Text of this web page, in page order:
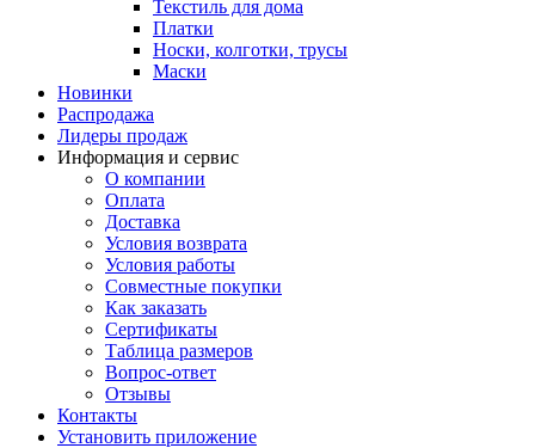
Текстиль для дома
Платки
Носки, колготки, трусы
Маски
Новинки
Распродажа
Лидеры продаж
Информация и сервис
О компании
Оплата
Доставка
Условия возврата
Условия работы
Совместные покупки
Как заказать
Сертификаты
Таблица размеров
Вопрос-ответ
Отзывы
Контакты
Установить приложение